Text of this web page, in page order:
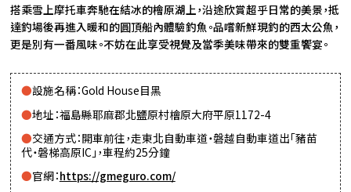
搭乘雪上摩托車奔馳在結冰的檜原湖上，沿途欣賞超乎日常的美景，抵
達釣場後再進入暖和的圓頂船內體驗釣魚。品嚐新鮮現釣的西太公魚，
更是別有一番風味。不妨在此享受視覺及當季美味帶來的雙重饗宴。
設施名稱：Gold House目黑
地址：福島縣耶麻郡北鹽原村檜原大府平原1172-4
交通方式：開車前往，走東北自動車道・磐越自動車道出「豬苗
代・磐梯高原IC」，車程約25分鐘
官網：https://gmeguro.com/